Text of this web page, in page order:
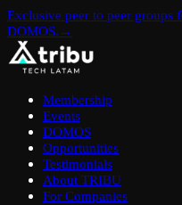
Exclusive peer to peer groups
DOMOS. →
Membership
Events
DOMOS
Opportunities
Testimonials
About TRIBU
For Companies